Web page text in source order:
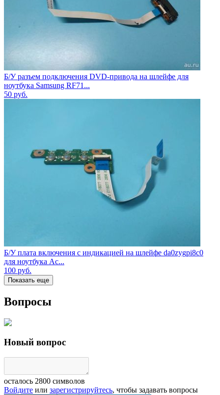
Б/У разъем подключения DVD-привода на шлейфе для
ноутбука Samsung RF71...
50 руб.
Б/У плата включения с индикацией на шлейфе da0zygpi8c0
для ноутбука Ac...
100 руб.
Показать еще
Вопросы
Новый вопрос
осталось 2800 символов
Войдите или зарегистрируйтесь, чтобы задавать вопросы